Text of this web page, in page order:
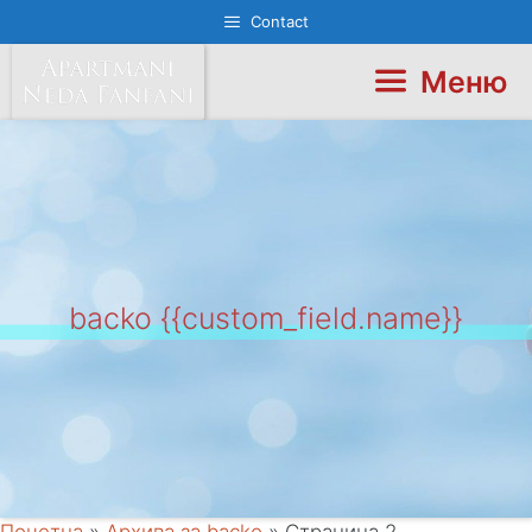
к
содержимому
Contact
Меню
backo {{custom_field.name}}